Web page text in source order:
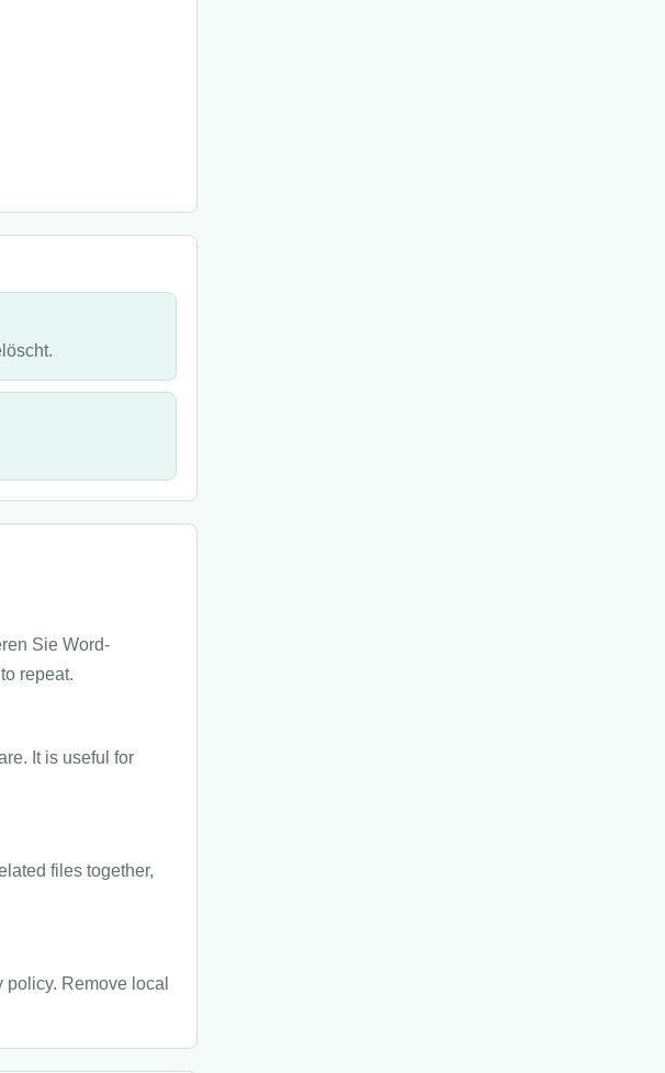
Sie Word-
repeat.
It is useful for
files together,
Remove local